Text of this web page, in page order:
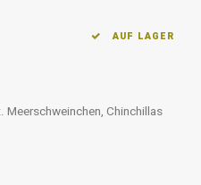
AUF LAGER
Chinchillas